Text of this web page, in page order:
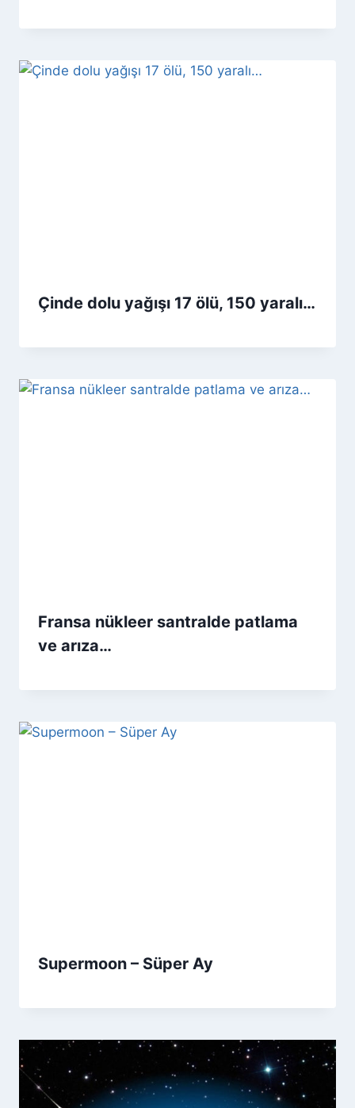
Çinde dolu yağışı 17 ölü, 150 yaralı…
Fransa nükleer santralde patlama
ve arıza…
Supermoon – Süper Ay